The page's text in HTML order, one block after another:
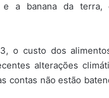
e a banana da
o custo dos
alterações
contas não estão